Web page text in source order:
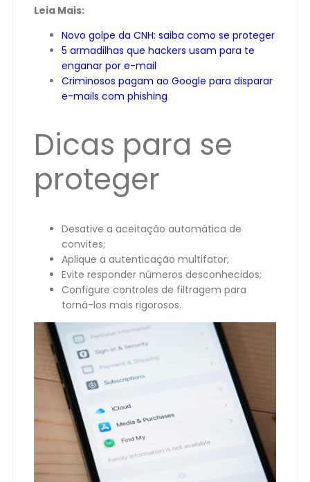
Leia Mais:
Novo golpe da CNH: saiba como se proteger
5 armadilhas que hackers usam para te
enganar por e-mail
Criminosos pagam ao Google para disparar
e-mails com phishing
Dicas para se
proteger
Desative a aceitação automática de
convites;
Aplique a autenticação multifator;
Evite responder números desconhecidos;
Configure controles de filtragem para
torná-los mais rigorosos.